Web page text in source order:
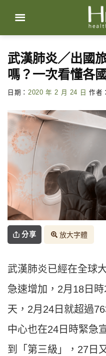
content
武漢肺炎／出國
嗎？一次看懂各
日期： 2020 年 2 月 24 日 作者：
分享 放大字體
武漢肺炎已經在全球
急速增加，2月18日
天，2月24日就超過
中心也在24日時緊急
到「第三級」，27日